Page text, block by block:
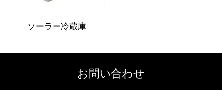
ソーラー冷蔵庫
お問い合わせ